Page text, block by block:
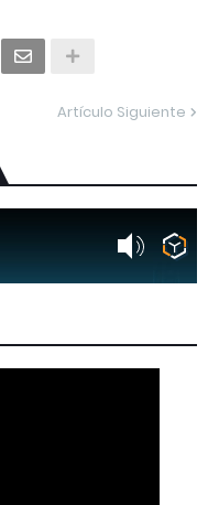
Artículo Siguiente